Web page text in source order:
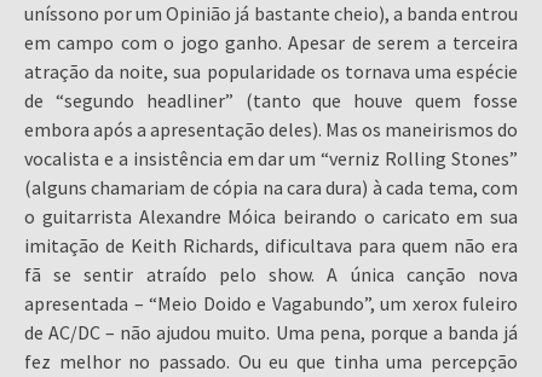
uníssono por um Opinião já bastante cheio), a banda entrou
em campo com o jogo ganho. Apesar de serem a terceira
atração da noite, sua popularidade os tornava uma espécie
de “segundo headliner” (tanto que houve quem fosse
embora após a apresentação deles). Mas os maneirismos do
vocalista e a insistência em dar um “verniz Rolling Stones”
(alguns chamariam de cópia na cara dura) à cada tema, com
o guitarrista Alexandre Móica beirando o caricato em sua
imitação de Keith Richards, dificultava para quem não era
fã se sentir atraído pelo show. A única canção nova
apresentada – “Meio Doido e Vagabundo”, um xerox fuleiro
de AC/DC – não ajudou muito. Uma pena, porque a banda já
fez melhor no passado. Ou eu que tinha uma percepção